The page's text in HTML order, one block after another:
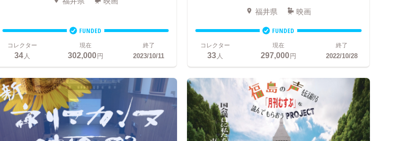
FUNDED
コレクター
34人
現在
302,000円
終了
2023/10/11
福井県 映画
FUNDED
コレクター
33人
現在
297,000円
終了
2022/10/28